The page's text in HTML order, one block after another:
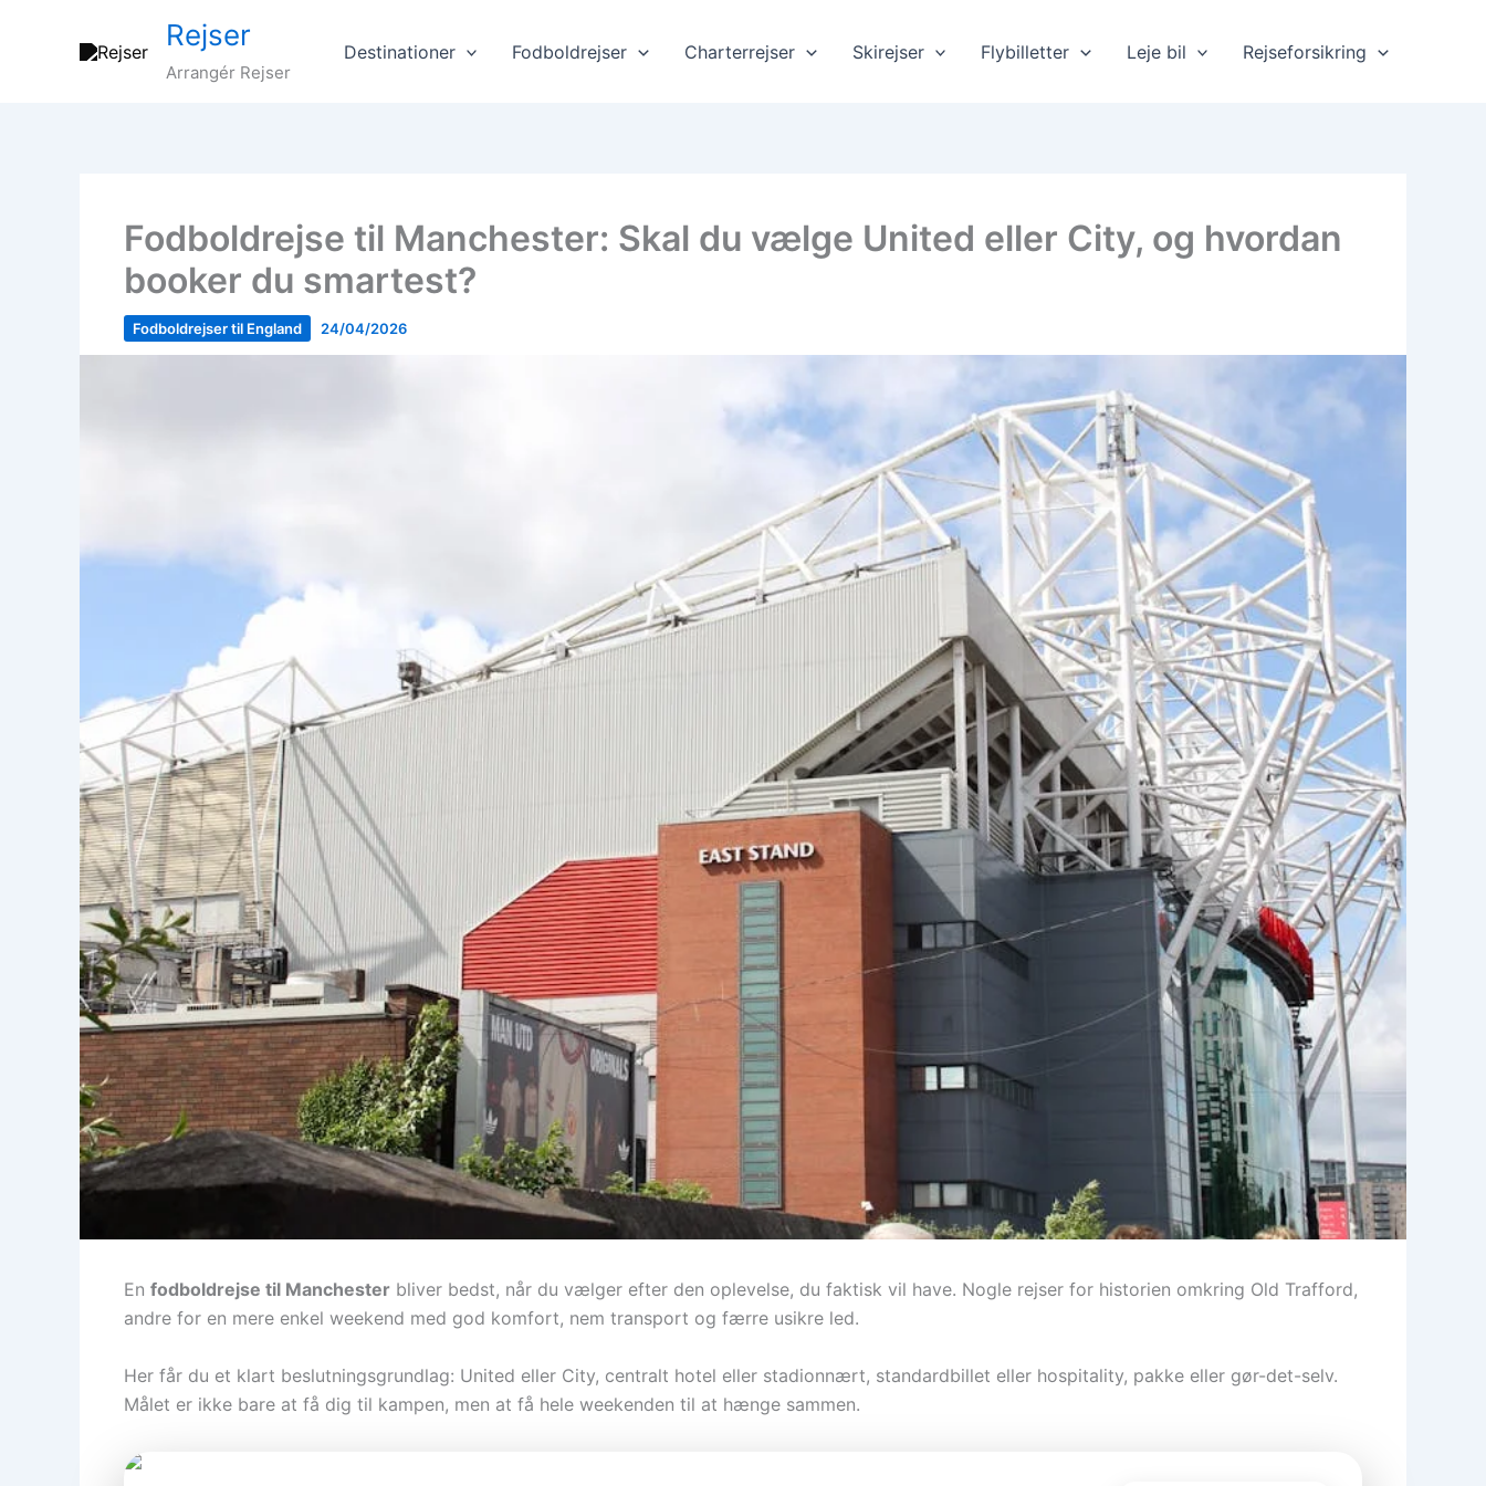
Rejser
Arrangér Rejser
Destinationer Fodboldrejser Charterrejser Skirejser Flybilletter Leje bil Rejseforsikring
Fodboldrejse til Manchester: Skal du vælge United eller City, og hvordan
booker du smartest?
Fodboldrejser til England 24/04/2026
En fodboldrejse til Manchester bliver bedst, når du vælger efter den oplevelse, du faktisk vil have. Nogle rejser for historien omkring Old Trafford,
andre for en mere enkel weekend med god komfort, nem transport og færre usikre led.
Her får du et klart beslutningsgrundlag: United eller City, centralt hotel eller stadionnært, standardbillet eller hospitality, pakke eller gør-det-selv.
Målet er ikke bare at få dig til kampen, men at få hele weekenden til at hænge sammen.